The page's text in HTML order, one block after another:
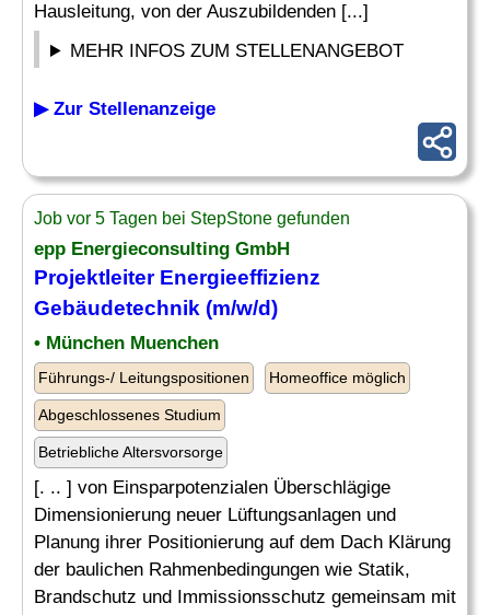
Hausleitung, von der Auszubildenden [...]
MEHR INFOS ZUM STELLENANGEBOT
▶ Zur Stellenanzeige
Job vor 5 Tagen bei StepStone gefunden
epp Energieconsulting GmbH
Projektleiter Energieeffizienz
Gebäudetechnik (m/w/d)
• München Muenchen
Führungs-/ Leitungspositionen Homeoffice möglich
Abgeschlossenes Studium
Betriebliche Altersvorsorge
[. .. ] von Einsparpotenzialen Überschlägige
Dimensionierung neuer Lüftungsanlagen und
Planung ihrer Positionierung auf dem Dach Klärung
der baulichen Rahmenbedingungen wie Statik,
Brandschutz und Immissionsschutz gemeinsam mit